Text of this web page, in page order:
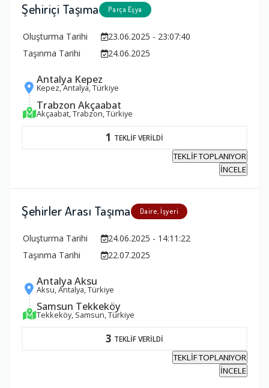
Şehiriçi Taşıma Parça Eşya
Oluşturma Tarihi
23.06.2025 - 23:07:40
Taşınma Tarihi
24.06.2025
Antalya Kepez
Kepez, Antalya, Türkiye
Trabzon Akçaabat
Akçaabat, Trabzon, Türkiye
1 TEKLİF VERİLDİ
TEKLİF TOPLANIYOR
İNCELE
Şehirler Arası Taşıma Daire, İşyeri
Oluşturma Tarihi
24.06.2025 - 14:11:22
Taşınma Tarihi
22.07.2025
Antalya Aksu
Aksu, Antalya, Türkiye
Samsun Tekkeköy
Tekkeköy, Samsun, Türkiye
3 TEKLİF VERİLDİ
TEKLİF TOPLANIYOR
İNCELE